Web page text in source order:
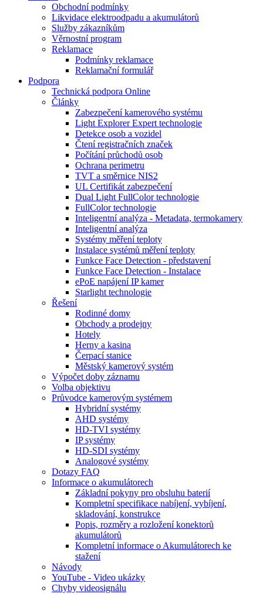
Obchodní podmínky
Likvidace elektroodpadu a akumulátorů
Služby zákazníkům
Věrnostní program
Reklamace
Podmínky reklamace
Reklamační formulář
Podpora
Technická podpora Online
Články
Zabezpečení kamerového systému
Light Explorer Expert technologie
Detekce osob a vozidel
Čtení registračních značek
Počítání průchodů osob
Ochrana perimetru
TVT a směrnice NIS2
UL Certifikát zabezpečení
Dual Light FullColor technologie
FullColor technologie
Inteligentní analýza - Metadata, termokamery
Inteligentní analýza
Systémy měření teploty
Instalace systémů měření teploty
Funkce Face Detection - představení
Funkce Face Detection - Instalace
ePoE napájení IP kamer
Starlight technologie
Řešení
Rodinné domy
Obchody a prodejny
Hotely
Herny a kasina
Čerpací stanice
Městský kamerový systém
Výpočet doby záznamu
Volba objektivu
Průvodce kamerovým systémem
Hybridní systémy
AHD systémy
HD-TVI systémy
IP systémy
HD-SDI systémy
Analogové systémy
Dotazy FAQ
Informace o akumulátorech
Základní pokyny pro obsluhu baterií
Kompletní specifikace nabíjení, vybíjení,
skladování, konstrukce
Popis, rozměry a rozložení konektorů
akumulátorů
Kompletní informace o Akumulátorech ke
stažení
Návody
YouTube - Video ukázky
Chyby videosignálu